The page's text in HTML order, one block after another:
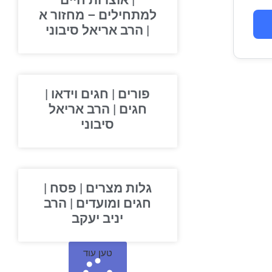
למתחילים – מחזור א
| הרב אריאל סיבוני
פורים | חגים וידאו |
חגים | הרב אריאל
סיבוני
גלות מצרים | פסח |
חגים ומועדים | הרב
יניב יעקב
טען עוד